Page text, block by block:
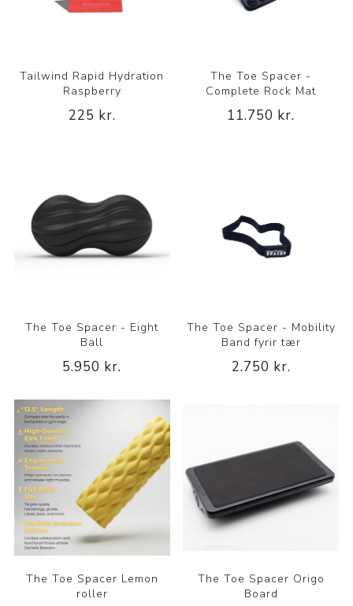
Tailwind Rapid Hydration
Raspberry
225 kr.
The Toe Spacer -
Complete Rock Mat
11.750 kr.
The Toe Spacer - Eight
Ball
5.950 kr.
The Toe Spacer - Mobility
Band fyrir tær
2.750 kr.
The Toe Spacer Lemon
roller
The Toe Spacer Origo
Board